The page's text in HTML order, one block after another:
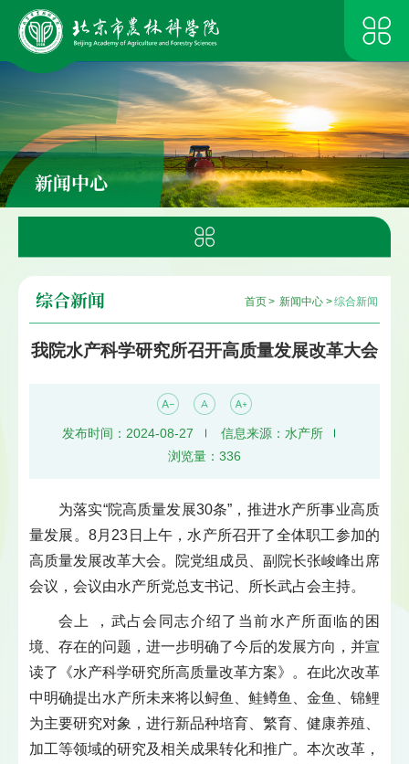
新闻中心
首页> 新闻中心 >综合新闻
综合新闻
我院水产科学研究所召开高质量发展改革大会
发布时间：2024-08-27
信息来源：水产所
浏览量： 336
为落实“院高质量发展30条”，推进水产所事业高质
量发展。8月23日上午，水产所召开了全体职工参加的
高质量发展改革大会。院党组成员、副院长张峻峰出席
会议，会议由水产所党总支书记、所长武占会主持。
会上 ，武占会同志介绍了当前水产所面临的困
境、存在的问题，进一步明确了今后的发展方向，并宣
读了《水产科学研究所高质量改革方案》。在此次改革
中明确提出水产所未来将以鲟鱼、鲑鳟鱼、金鱼、锦鲤
为主要研究对象，进行新品种培育、繁育、健康养殖、
加工等领域的研究及相关成果转化和推广。本次改革，